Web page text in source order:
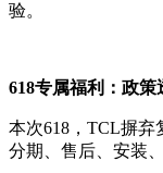
验。
618专属福利：政
本次618，TCL摒弃
分期、售后、安装